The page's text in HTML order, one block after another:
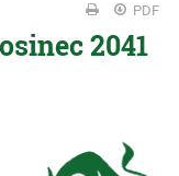
PDF
2041